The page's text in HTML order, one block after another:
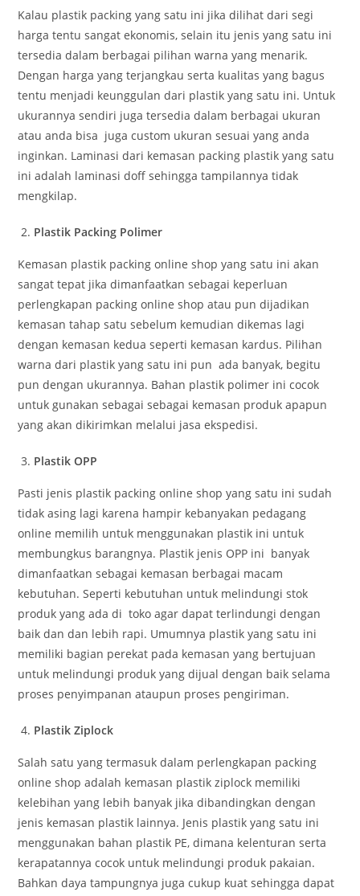
Kalau plastik packing yang satu ini jika dilihat dari segi
harga tentu sangat ekonomis, selain itu jenis yang satu ini
tersedia dalam berbagai pilihan warna yang menarik.
Dengan harga yang terjangkau serta kualitas yang bagus
tentu menjadi keunggulan dari plastik yang satu ini. Untuk
ukurannya sendiri juga tersedia dalam berbagai ukuran
atau anda bisa juga custom ukuran sesuai yang anda
inginkan. Laminasi dari kemasan packing plastik yang satu
ini adalah laminasi doff sehingga tampilannya tidak
mengkilap.
Plastik Packing Polimer
Kemasan plastik packing online shop yang satu ini akan
sangat tepat jika dimanfaatkan sebagai keperluan
perlengkapan packing online shop atau pun dijadikan
kemasan tahap satu sebelum kemudian dikemas lagi
dengan kemasan kedua seperti kemasan kardus. Pilihan
warna dari plastik yang satu ini pun ada banyak, begitu
pun dengan ukurannya. Bahan plastik polimer ini cocok
untuk gunakan sebagai sebagai kemasan produk apapun
yang akan dikirimkan melalui jasa ekspedisi.
Plastik OPP
Pasti jenis plastik packing online shop yang satu ini sudah
tidak asing lagi karena hampir kebanyakan pedagang
online memilih untuk menggunakan plastik ini untuk
membungkus barangnya. Plastik jenis OPP ini banyak
dimanfaatkan sebagai kemasan berbagai macam
kebutuhan. Seperti kebutuhan untuk melindungi stok
produk yang ada di toko agar dapat terlindungi dengan
baik dan dan lebih rapi. Umumnya plastik yang satu ini
memiliki bagian perekat pada kemasan yang bertujuan
untuk melindungi produk yang dijual dengan baik selama
proses penyimpanan ataupun proses pengiriman.
Plastik Ziplock
Salah satu yang termasuk dalam perlengkapan packing
online shop adalah kemasan plastik ziplock memiliki
kelebihan yang lebih banyak jika dibandingkan dengan
jenis kemasan plastik lainnya. Jenis plastik yang satu ini
menggunakan bahan plastik PE, dimana kelenturan serta
kerapatannya cocok untuk melindungi produk pakaian.
Bahkan daya tampungnya juga cukup kuat sehingga dapat